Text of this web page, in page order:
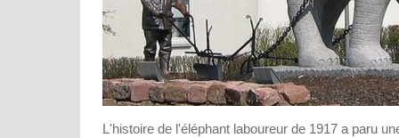
L'histoire de l'éléphant laboureur de 1917 a paru